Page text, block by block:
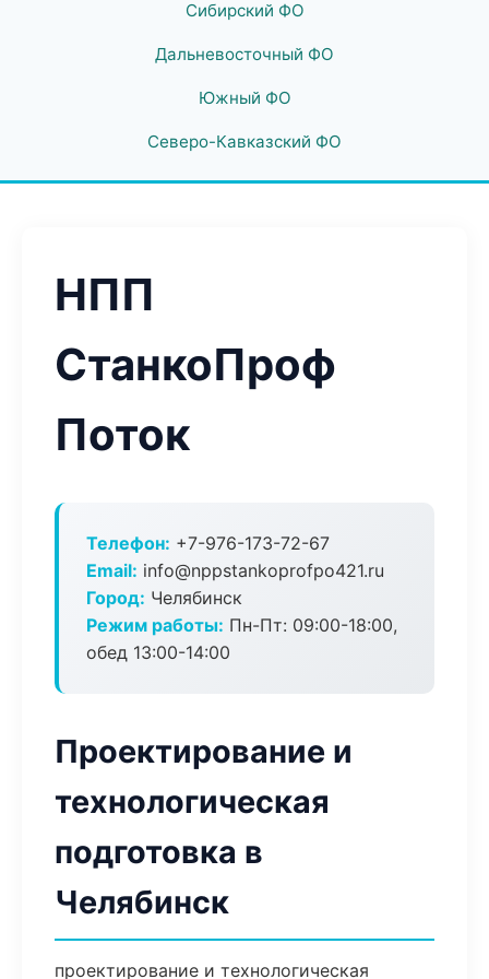
Сибирский ФО
Дальневосточный ФО
Южный ФО
Северо-Кавказский ФО
НПП
СтанкоПроф
Поток
Телефон: +7-976-173-72-67
Email: info@nppstankoprofpo421.ru
Город: Челябинск
Режим работы: Пн-Пт: 09:00-18:00,
обед 13:00-14:00
Проектирование и
технологическая
подготовка в
Челябинск
проектирование и технологическая